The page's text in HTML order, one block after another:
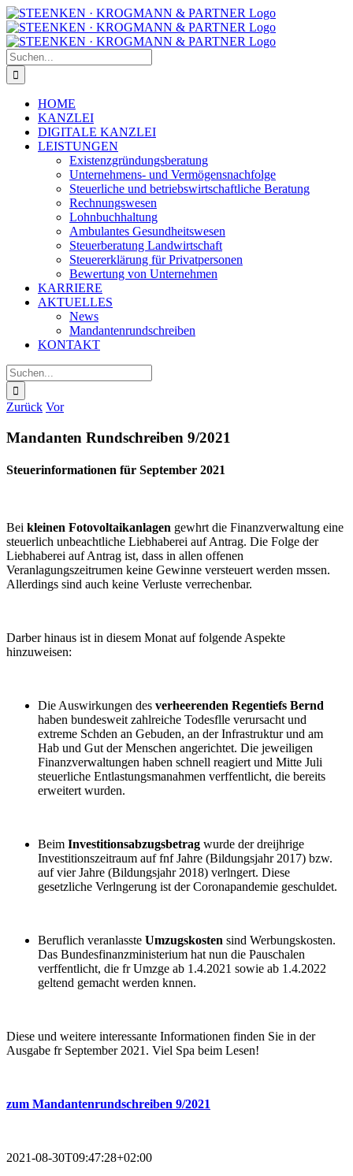
Zum
Inhalt
springen
Facebook
Instagram
Suche
nach:
HOME
KANZLEI
DIGITALE KANZLEI
LEISTUNGEN
Existenzgründungsberatung
Unternehmens- und Vermögensnachfolge
Steuerliche und betriebswirtschaftliche Beratung
Rechnungswesen
Lohnbuchhaltung
Ambulantes Gesundheitswesen
Steuerberatung Landwirtschaft
Steuererklärung für Privatpersonen
Bewertung von Unternehmen
KARRIERE
AKTUELLES
News
Mandantenrundschreiben
KONTAKT
Suche
nach:
Zurück Vor
Mandanten Rundschreiben 9/2021
Steuerinformationen für September 2021
Bei kleinen Fotovoltaikanlagen gewhrt die Finanzverwaltung eine
steuerlich unbeachtliche Liebhaberei auf Antrag. Die Folge der
Liebhaberei auf Antrag ist, dass in allen offenen
Veranlagungszeitrumen keine Gewinne versteuert werden mssen.
Allerdings sind auch keine Verluste verrechenbar.
Darber hinaus ist in diesem Monat auf folgende Aspekte
hinzuweisen:
Die Auswirkungen des verheerenden Regentiefs Bernd
haben bundesweit zahlreiche Todesflle verursacht und
extreme Schden an Gebuden, an der Infrastruktur und am
Hab und Gut der Menschen angerichtet. Die jeweiligen
Finanzverwaltungen haben schnell reagiert und Mitte Juli
steuerliche Entlastungsmanahmen verffentlicht, die bereits
erweitert wurden.
Beim Investitionsabzugsbetrag wurde der dreijhrige
Investitionszeitraum auf fnf Jahre (Bildungsjahr 2017) bzw.
auf vier Jahre (Bildungsjahr 2018) verlngert. Diese
gesetzliche Verlngerung ist der Coronapandemie geschuldet.
Beruflich veranlasste Umzugskosten sind Werbungskosten.
Das Bundesfinanzministerium hat nun die Pauschalen
verffentlicht, die fr Umzge ab 1.4.2021 sowie ab 1.4.2022
geltend gemacht werden knnen.
Diese und weitere interessante Informationen finden Sie in der
Ausgabe fr September 2021. Viel Spa beim Lesen!
zum Mandantenrundschreiben 9/2021
2021-08-30T09:47:28+02:00